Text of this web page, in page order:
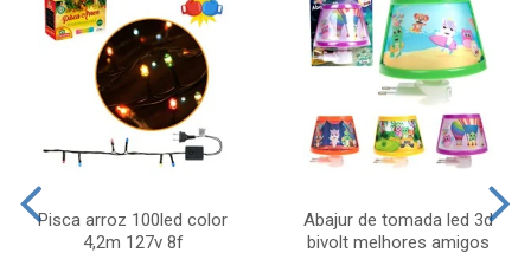
Pisca arroz 100led color
4,2m 127v 8f
Abajur de tomada led 3d
bivolt melhores amigos